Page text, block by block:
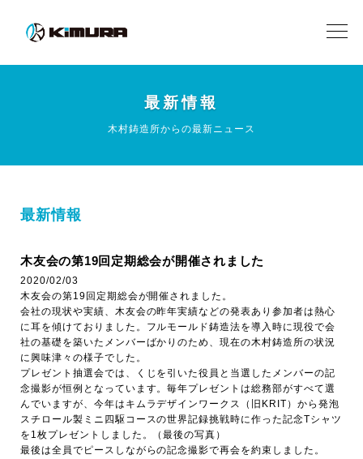
最新情報
木村鋳造所からの最新ニュース
最新情報
木友会の第19回定期総会が開催されました
2020/02/03
木友会の第19回定期総会が開催されました。
会社の現状や実績、木友会の昨年実績などの発表あり参加者は熱心
に耳を傾けておりました。フルモールド鋳造法を導入時に現役で会
社の基礎を築いたメンバーばかりのため、現在の木村鋳造所の状況
に興味津々の様子でした。
プレゼント抽選会では、くじを引いた役員と当選したメンバーの記
念撮影が恒例となっています。毎年プレゼントは総務部がすべて選
んでいますが、今年はキムラデザインワークス（旧KRIT）から発泡
スチロール製ミニ四駆コースの世界記録挑戦時に作った記念Tシャツ
を1枚プレゼントしました。（最後の写真）
最後は全員でピースしながらの記念撮影で再会を約束しました。